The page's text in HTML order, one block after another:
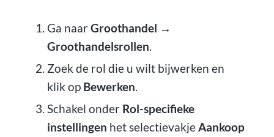
Ga naarGroothandel →
Groothandelsrollen.
Zoek de rol die u wilt bijwerken en
klik op Bewerken.
Schakel onder Rol-specifieke
instellingen het selectievakjeAankoop